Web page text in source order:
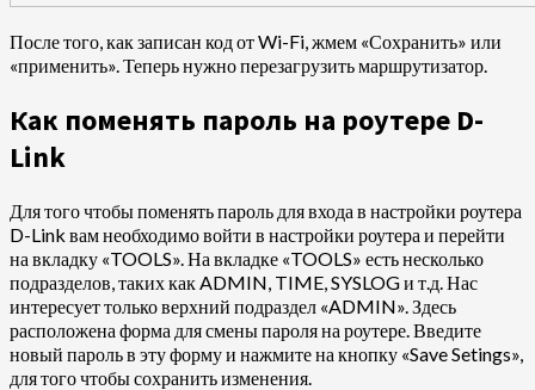
После того, как записан код от Wi-Fi, жмем «Сохранить» или
«применить». Теперь нужно перезагрузить маршрутизатор.
Как поменять пароль на роутере D-
Link
Для того чтобы поменять пароль для входа в настройки роутера
D-Link вам необходимо войти в настройки роутера и перейти
на вкладку «TOOLS». На вкладке «TOOLS» есть несколько
подразделов, таких как ADMIN, TIME, SYSLOG и т.д. Нас
интересует только верхний подраздел «ADMIN». Здесь
расположена форма для смены пароля на роутере. Введите
новый пароль в эту форму и нажмите на кнопку «Save Setings»,
для того чтобы сохранить изменения.